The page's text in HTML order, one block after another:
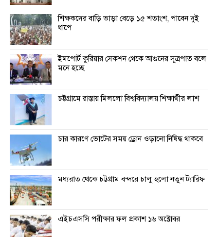
শিক্ষকদের বাড়ি ভাড়া বেড়ে ১৫ শতাংশ, পাবেন দুই
ধাপে
ইমপোর্ট কুরিয়ার সেকশন থেকে আগুনের সূত্রপাত বলে
মনে হচ্ছে
চট্টগ্রামে রাস্তায় মিললো বিশ্ববিদ্যালয় শিক্ষার্থীর লাশ
চার কারণে ভোটের সময় ড্রোন ওড়ানো নিষিদ্ধ থাকবে
মধ্যরাত থেকে চট্টগ্রাম বন্দরে চালু হলো নতুন ট্যারিফ
এইচএসসি পরীক্ষার ফল প্রকাশ ১৬ অক্টোবর